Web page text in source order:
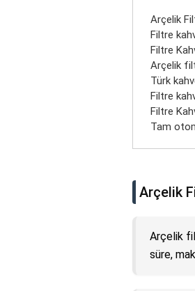
Arçelik
Filtre
Filtre
Arçelik
Türk
Filtre
Filtre
Tam
Arçelik
Arçelik
süre,